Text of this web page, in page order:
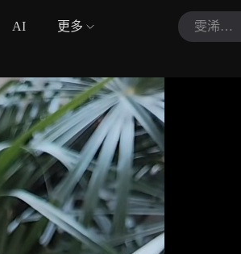
AI 更多 雯浠手指养生